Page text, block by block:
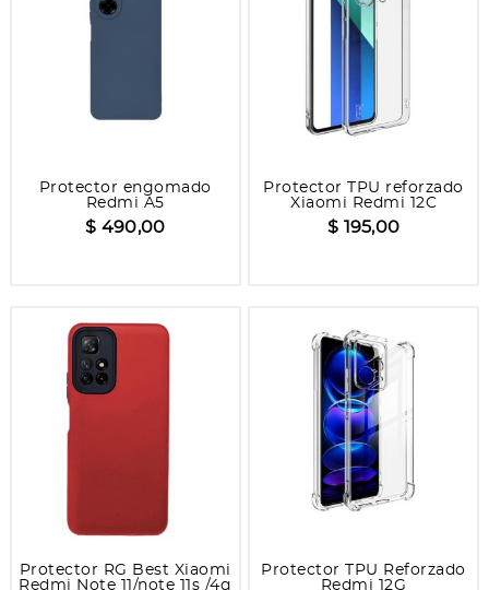
Protector engomado
Redmi A5
$ 490,00
Protector TPU reforzado
Xiaomi Redmi 12C
$ 195,00
Protector RG Best Xiaomi
Redmi Note 11/note 11s /4g
Protector TPU Reforzado
Redmi 12G